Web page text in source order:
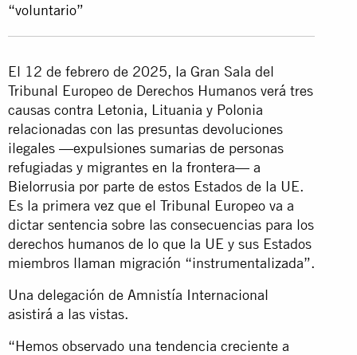
“voluntario”
El 12 de febrero de 2025, la Gran Sala del
Tribunal Europeo de Derechos Humanos verá tres
causas contra Letonia, Lituania y Polonia
relacionadas con las presuntas devoluciones
ilegales —expulsiones sumarias de personas
refugiadas y migrantes en la frontera— a
Bielorrusia por parte de estos Estados de la UE.
Es la primera vez que el Tribunal Europeo va a
dictar sentencia sobre las consecuencias para los
derechos humanos de lo que la UE y sus Estados
miembros llaman migración “instrumentalizada”.
Una delegación de Amnistía Internacional
asistirá a las vistas.
“Hemos observado una tendencia creciente a